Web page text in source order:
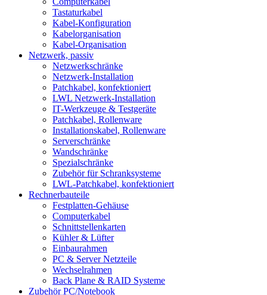
Tastaturkabel
Kabel-Konfiguration
Kabelorganisation
Kabel-Organisation
Netzwerk, passiv
Netzwerkschränke
Netzwerk-Installation
Patchkabel, konfektioniert
LWL Netzwerk-Installation
IT-Werkzeuge & Testgeräte
Patchkabel, Rollenware
Installationskabel, Rollenware
Serverschränke
Wandschränke
Spezialschränke
Zubehör für Schranksysteme
LWL-Patchkabel, konfektioniert
Rechnerbauteile
Festplatten-Gehäuse
Computerkabel
Schnittstellenkarten
Kühler & Lüfter
Einbaurahmen
PC & Server Netzteile
Wechselrahmen
Back Plane & RAID Systeme
Zubehör PC/Notebook